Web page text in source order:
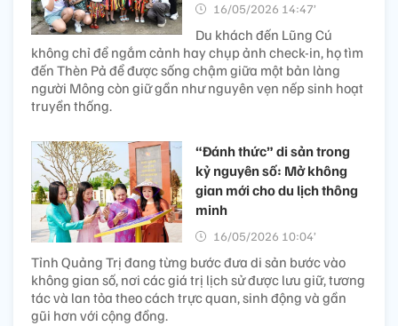
16/05/2026 14:47’
Du khách đến Lũng Cú
không chỉ để ngắm cảnh hay chụp ảnh check-in, họ tìm
đến Thèn Pả để được sống chậm giữa một bản làng
người Mông còn giữ gần như nguyên vẹn nếp sinh hoạt
truyền thống.
“Đánh thức” di sản trong
kỷ nguyên số: Mở không
gian mới cho du lịch thông
minh
16/05/2026 10:04’
Tỉnh Quảng Trị đang từng bước đưa di sản bước vào
không gian số, nơi các giá trị lịch sử được lưu giữ, tương
tác và lan tỏa theo cách trực quan, sinh động và gần
gũi hơn với cộng đồng.